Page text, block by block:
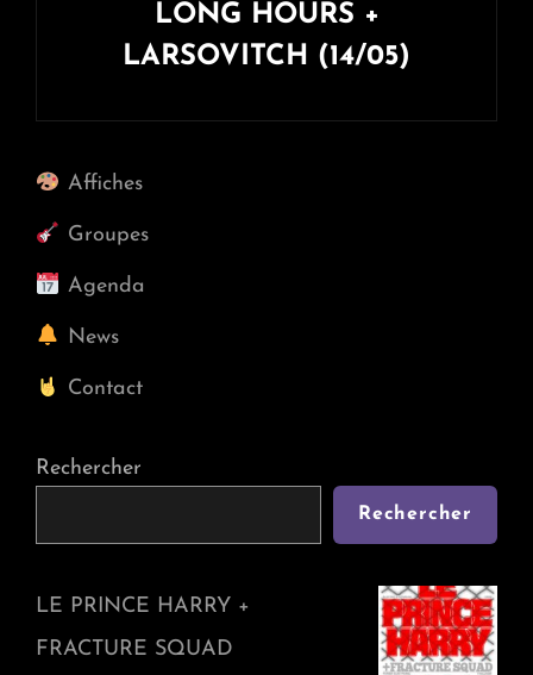
LONG HOURS +
LARSOVITCH (14/05)
Post
Affiches
Groupes
Agenda
News
Contact
Rechercher
Rechercher
LE PRINCE HARRY +
FRACTURE SQUAD